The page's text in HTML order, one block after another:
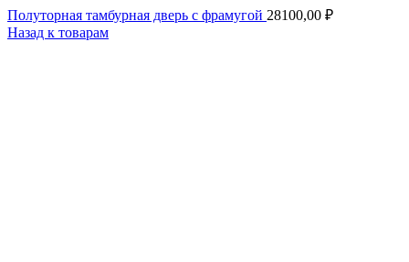
Полуторная тамбурная дверь с фрамугой 28100,00 ₽
Назад к товарам